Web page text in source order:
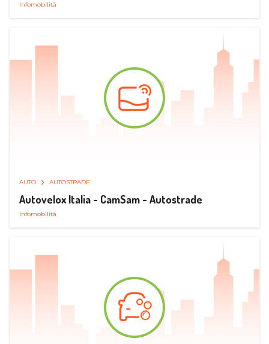
Infomobilità
AUTO AUTOSTRADE
Autovelox Italia - CamSam - Autostrade
Infomobilità